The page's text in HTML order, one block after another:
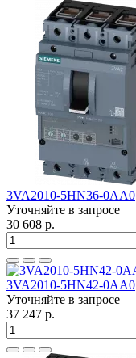
3VA2010-5HN36-0AA0
Уточняйте в запросе
30 608 р.
3VA2010-5HN42-0AA0
Уточняйте в запросе
37 247 р.